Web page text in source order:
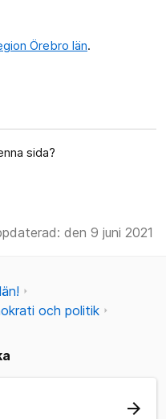
Örebro län.
sida?
den 9 juni 2021
och politik
arrow_forward